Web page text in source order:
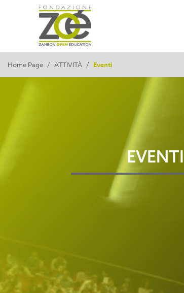
Home Page / ATTIVITÀ / Eventi
EVENTI